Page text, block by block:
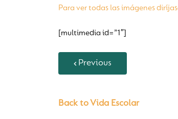
Para ver todas las imágenes
[multimedia id=”1″]
Previous
Back to Vida Escolar